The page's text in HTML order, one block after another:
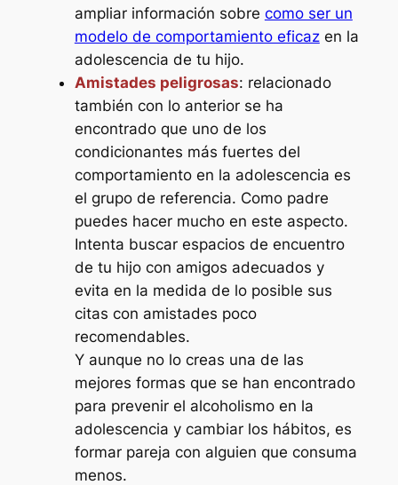
ampliar información sobre como ser un
modelo de comportamiento eficazen la
adolescencia de tu hijo.
Amistades peligrosas: relacionado
también con lo anterior se ha
encontrado que uno de los
condicionantes más fuertes del
comportamiento en la adolescencia es
el grupo de referencia. Como padre
puedes hacer mucho en este aspecto.
Intenta buscar espacios de encuentro
de tu hijo con amigos adecuados y
evita en la medida de lo posible sus
citas con amistades poco
recomendables.
Y aunque no lo creas una de las
mejores formas que se han encontrado
para prevenir el alcoholismo en la
adolescencia y cambiar los hábitos, es
formar pareja con alguien que consuma
menos.